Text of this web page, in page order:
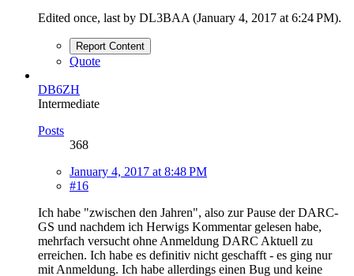
Edited once, last by DL3BAA (January 4, 2017 at 6:24 PM).
Report Content
Quote
DB6ZH
Intermediate
Posts
368
January 4, 2017 at 8:48 PM
#16
Ich habe "zwischen den Jahren", also zur Pause der DARC-
GS und nachdem ich Herwigs Kommentar gelesen habe,
mehrfach versucht ohne Anmeldung DARC Aktuell zu
erreichen. Ich habe es definitiv nicht geschafft - es ging nur
mit Anmeldung. Ich habe allerdings einen Bug und keine